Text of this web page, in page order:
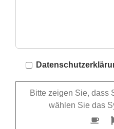
Bitte zeigen Sie, dass
wählen Sie das